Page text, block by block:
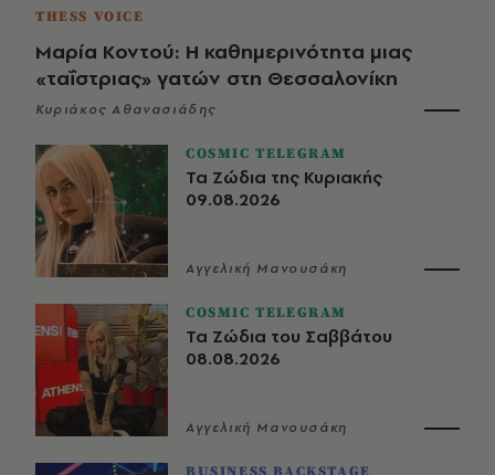
THESS VOICE
Μαρία Κοντού: Η καθημερινότητα μιας
«ταΐστριας» γατών στη Θεσσαλονίκη
Κυριάκος Αθανασιάδης
COSMIC TELEGRAM
Τα Ζώδια της Κυριακής
09.08.2026
Αγγελική Μανουσάκη
COSMIC TELEGRAM
Τα Ζώδια του Σαββάτου
08.08.2026
Αγγελική Μανουσάκη
BUSINESS BACKSTAGE